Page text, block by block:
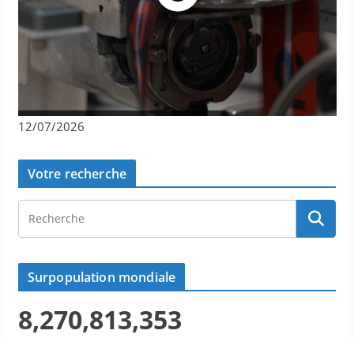
12/07/2026
Votre recherche
Surpopulation mondiale
8,270,813,353